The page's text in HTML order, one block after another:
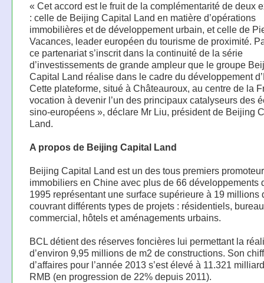
« Cet accord est le fruit de la complémentarité de deux
: celle de Beijing Capital Land en matière d’opérations
immobilières et de développement urbain, et celle de
Vacances, leader européen du tourisme de proximité.
ce partenariat s’inscrit dans la continuité de la série
d’investissements de grande ampleur que le groupe
Capital Land réalise dans le cadre du développement
Cette plateforme, situé à Châteauroux, au centre de la
vocation à devenir l’un des principaux catalyseurs des
sino-européens », déclare Mr Liu, président de Beijing
Land.
A propos de Beijing Capital Land
Beijing Capital Land est un des tous premiers
immobiliers en Chine avec plus de 66 développements
1995 représentant une surface supérieure à 19 millions
couvrant différents types de projets : résidentiels,
commercial, hôtels et aménagements urbains.
BCL détient des réserves foncières lui permettant la
d’environ 9,95 millions de m2 de constructions. Son
d’affaires pour l’année 2013 s’est élevé à 11.321
RMB (en progression de 22% depuis 2011).